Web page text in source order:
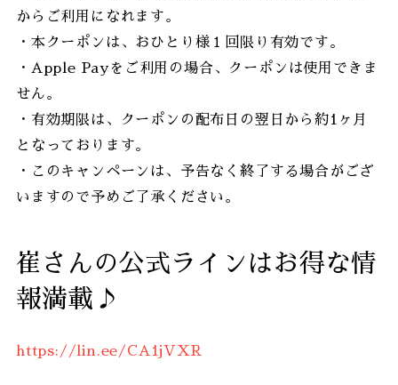
からご利用になれます。
・本クーポンは、おひとり様１回限り有効です。
・Apple Payをご利用の場合、クーポンは使用できま
せん。
・有効期限は、クーポンの配布日の翌日から約1ヶ月
となっております。
・このキャンペーンは、予告なく終了する場合がござ
いますので予めご了承ください。
崔さんの公式ラインはお得な情
報満載♪
https://lin.ee/CA1jVXR